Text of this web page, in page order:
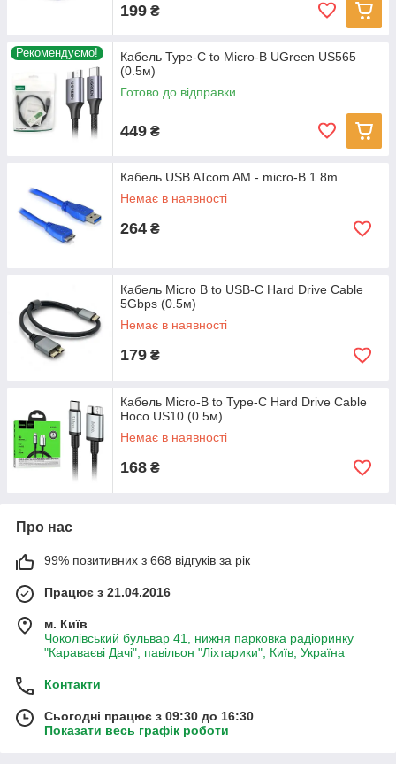
199 ₴
Рекомендуємо!
Кабель Type-C to Micro-B UGreen US565
(0.5м)
Готово до відправки
449 ₴
Кабель USB ATcom AM - micro-B 1.8m
Немає в наявності
264 ₴
Кабель Micro B to USB-C Hard Drive Cable
5Gbps (0.5м)
Немає в наявності
179 ₴
Кабель Micro-B to Type-C Hard Drive Cable
Hoco US10 (0.5м)
Немає в наявності
168 ₴
Про нас
99% позитивних з 668 відгуків за рік
Працює з 21.04.2016
м. Київ
Чоколівський бульвар 41, нижня парковка радіоринку
"Караваєві Дачі", павільон "Ліхтарики", Київ, Україна
Контакти
Сьогодні працює з 09:30 до 16:30
Показати весь графік роботи